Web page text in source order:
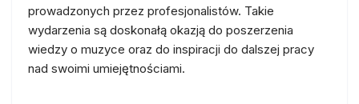
prowadzonych przez profesjonalistów. Takie
wydarzenia są doskonałą okazją do poszerzenia
wiedzy o muzyce oraz do inspiracji do dalszej pracy
nad swoimi umiejętnościami.